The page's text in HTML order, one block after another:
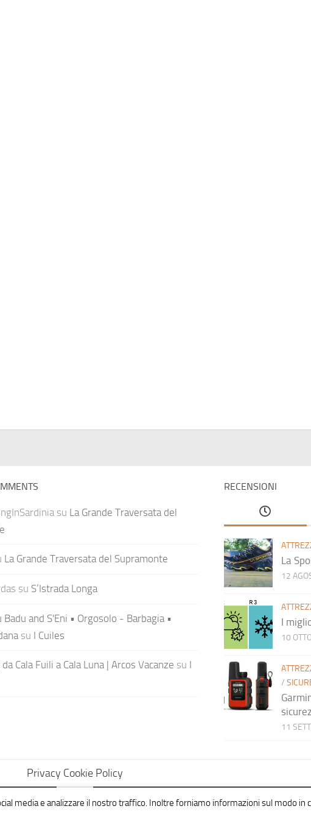
su La Grande Traversata del
La Grande Traversata del Supramonte
su S’Istrada Longa
Badu and S'Eni • Orgosolo - Barbagia •
su I Cuiles
Cala Fuili a Cala Luna | Arcos Vacanze su I
RECENSIONI
La
12
I
10
/
11
Privacy Cookie Policy
media e analizzare il nostro traffico. Inoltre forniamo informazioni sul modo in